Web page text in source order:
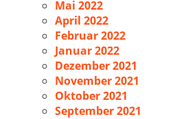
Mai 2022
April 2022
Februar 2022
Januar 2022
Dezember 2021
November 2021
Oktober 2021
September 2021